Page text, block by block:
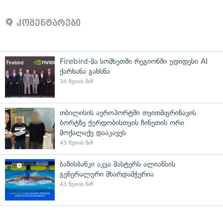
კომენტარები
Firebird-მა სომხეთში რეგიონში უდიდესი AI
ქარხანა გახსნა
34 წუთის წინ
თბილისის აეროპორტში თვითმფრინავის
ბორტზე ქურდობისთვის ჩინეთის ორი
მოქალაქე დააკავეს
43 წუთის წინ
ბაზისბანკი აკვა მასტერს ალიანსის
გენერალური მხარდამჭერია
43 წუთის წინ